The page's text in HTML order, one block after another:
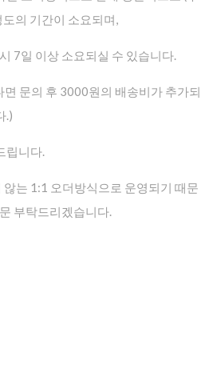
의 기간이 소요되며,
7일 이상 소요되실 수 있습니다.
면 문의 후 3000원의 배송비가 추가되
.)
립니다.
는 1:1 오더방식으로 운영되기 때문
부탁드리겠습니다.